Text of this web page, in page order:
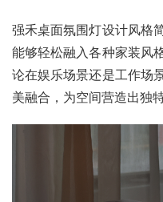
强禾桌面氛围灯设计风格
能够轻松融入各种家装风
论在娱乐场景还是工作场
美融合，为空间营造出独